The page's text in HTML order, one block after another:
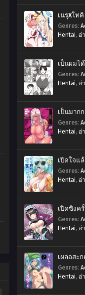
เนรุXโทคิ
Genres:
Hentai, อ่
เป็นผมไ
Genres:
Hentai, อ่
เป็นมาก
Genres:
Hentai, อ่
เปิดใจแ
Genres:
Hentai, อ่
เปิดซิงค
Genres:
Hentai, อ่
เผลอสะ
Genres:
Hentai, อ่